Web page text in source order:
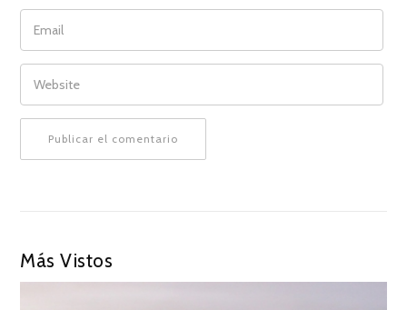
EMAIL
WEBSITE
Más Vistos